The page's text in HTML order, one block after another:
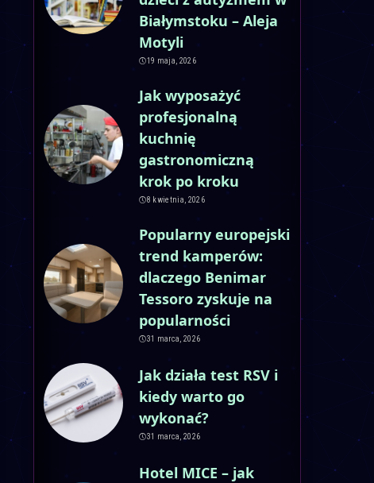
Białymstoku – Aleja
Motyli
19 maja, 2026
Jak wyposażyć
profesjonalną
kuchnię
gastronomiczną
krok po kroku
8 kwietnia, 2026
Popularny europejski
trend kamperów:
dlaczego Benimar
Tessoro zyskuje na
popularności
31 marca, 2026
Jak działa test RSV i
kiedy warto go
wykonać?
31 marca, 2026
Hotel MICE – jak